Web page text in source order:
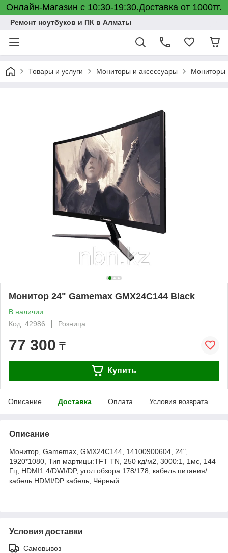
Онлайн-Магазин с 10:30-19:30.Доставка от 1000тг.
Ремонт ноутбуков и ПК в Алматы
Товары и услуги Мониторы и аксессуары Мониторы
Монитор 24" Gamemax GMX24C144 Black
В наличии
Код: 42986
Розница
77 300 ₸
Купить
Описание Доставка Оплата Условия возврата
Описание
Монитор, Gamemax, GMX24C144, 14100900604, 24",
1920*1080, Тип мартицы:TFT TN, 250 кд/м2, 3000:1, 1мс, 144
Гц, HDMI1.4/DWI/DP, угол обзора 178/178, кабель питания/
кабель HDMI/DP кабель, Чёрный
Условия доставки
Самовывоз